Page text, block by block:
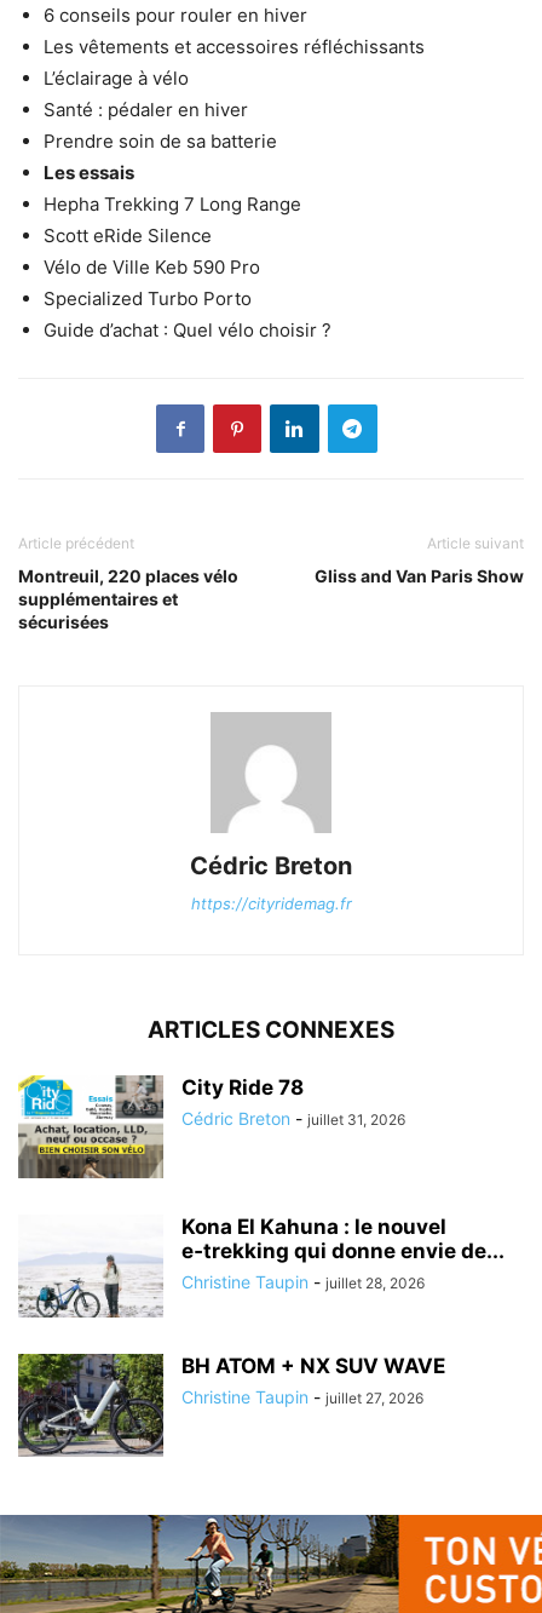
6 conseils pour rouler en hiver
Les vêtements et accessoires réfléchissants
L’éclairage à vélo
Santé : pédaler en hiver
Prendre soin de sa batterie
Les essais
Hepha Trekking 7 Long Range
Scott eRide Silence
Vélo de Ville Keb 590 Pro
Specialized Turbo Porto
Guide d’achat : Quel vélo choisir ?
Article précédent
Montreuil, 220 places vélo
supplémentaires et
sécurisées
Article suivant
Gliss and Van Paris Show
Cédric Breton
https://cityridemag.fr
ARTICLES CONNEXES
City Ride 78
Cédric Breton - juillet 31, 2026
Kona El Kahuna : le nouvel
e‑trekking qui donne envie de...
Christine Taupin - juillet 28, 2026
BH ATOM + NX SUV WAVE
Christine Taupin - juillet 27, 2026